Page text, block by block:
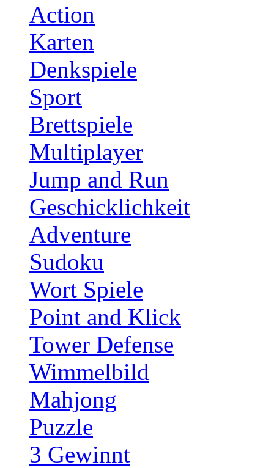
Action
Karten
Denkspiele
Sport
Brettspiele
Multiplayer
Jump and Run
Geschicklichkeit
Adventure
Sudoku
Wort Spiele
Point and Klick
Tower Defense
Wimmelbild
Mahjong
Puzzle
3 Gewinnt